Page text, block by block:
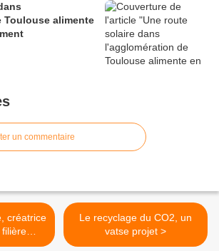
Toulouse alimente
un commentaire
en
Le recyclage du CO2, un
vatse projet >